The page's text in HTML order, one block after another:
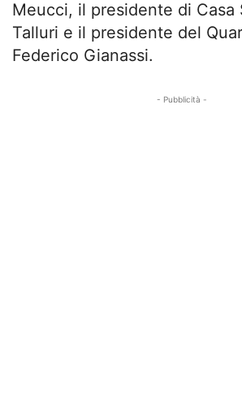
Meucci, il presidente di Casa
Talluri e il presidente del
Federico Gianassi.
- Pubblicità -